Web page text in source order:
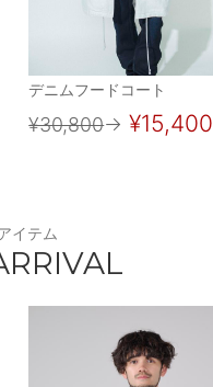
デニムフードコート
¥30,800→ ¥15,400
イテム